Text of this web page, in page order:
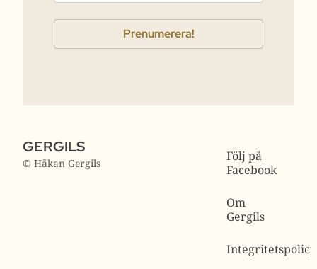
GERGILS
© Håkan Gergils
Följ på
Facebook
Om
Gergils
Integritetspolicy